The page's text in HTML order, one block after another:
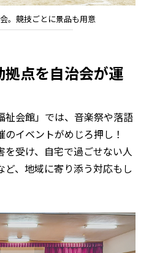
。競技ごとに景品も用意
点を自治会が運
祉会館」では、音楽祭や落語
イベントがめじろ押し！
受け、自宅で過ごせない人
、地域に寄り添う対応もし